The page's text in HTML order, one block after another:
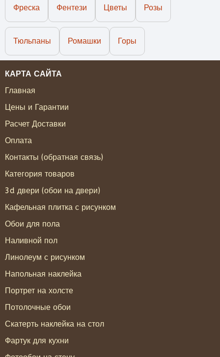
Фреска Фентези Цветы Розы
Тюльпаны Ромашки Горы
КАРТА САЙТА
Главная
Цены и Гарантии
Расчет Доставки
Оплата
Контакты (обратная связь)
Категория товаров
3d двери (обои на двери)
Кафельная плитка с рисунком
Обои для пола
Наливной пол
Линолеум с рисунком
Напольная наклейка
Портрет на холсте
Потолочные обои
Скатерть наклейка на стол
Фартук для кухни